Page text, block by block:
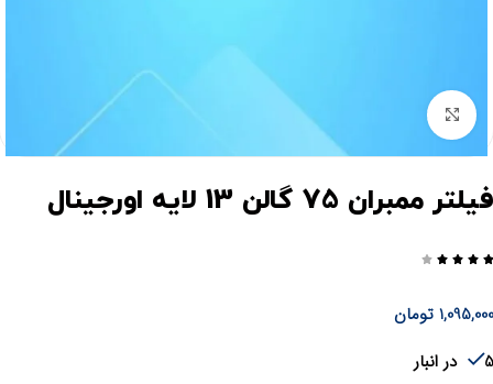
برای بزرگنمایی کلیک کنید
ممبران 75 گالن 13 لایه اورجینال




تومان